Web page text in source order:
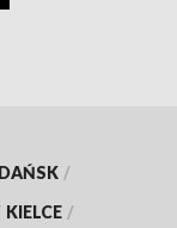
/
KIELCE /